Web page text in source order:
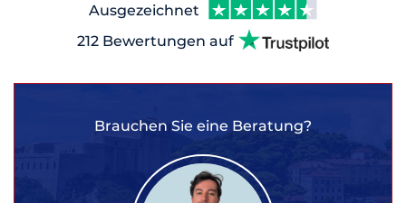
Ausgezeichnet
212 Bewertungen auf
Brauchen Sie eine Beratung?